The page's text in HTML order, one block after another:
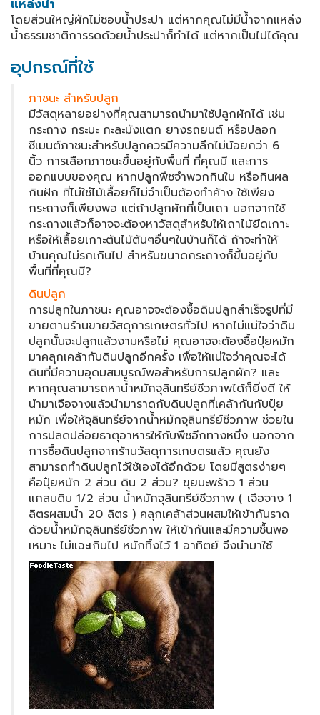
แหล่งน้ำ
โดยส่วนใหญ่ผักไม่ชอบน้ำประปา แต่หากคุณไม่มีน้ำจากแหล่ง
น้ำธรรมชาติการรดด้วยน้ำประปาก็ทำได้ แต่หากเป็นไปได้คุณ
อุปกรณ์ที่ใช้
ภาชนะ สำหรับปลูก
มีวัสดุหลายอย่างที่คุณสามารถนำมาใช้ปลูกผักได้ เช่น
กระถาง กระบะ กะละมังแตก ยางรถยนต์ หรือปลอก
ซีเมนต์ภาชนะสำหรับปลูกควรมีความลึกไม่น้อยกว่า 6
นิ้ว การเลือกภาชนะขึ้นอยู่กับพื้นที่ ที่คุณมี และการ
ออกแบบของคุณ หากปลูกพืชจำพวกกินใบ หรือกินผล
กินฝัก ที่ไม่ใช่ไม้เลื้อยก็ไม่จำเป็นต้องทำค้าง ใช้เพียง
กระถางก็เพียงพอ แต่ถ้าปลูกผักที่เป็นเถา นอกจากใช้
กระถางแล้วก็อาจจะต้องหาวัสดุสำหรับให้เถาไม้ยึดเกาะ
หรือให้เลื้อยเกาะต้นไม้ต้นๆอื่นๆในบ้านก็ได้ ถ้าจะทำให้
บ้านคุณไม่รกเกินไป สำหรับขนาดกระถางก็ขึ้นอยู่กับ
พื้นที่ที่คุณมี?
ดินปลูก
การปลูกในภาชนะ คุณอาจจะต้องซื้อดินปลูกสำเร็จรูปที่มี
ขายตามร้านขายวัสดุการเกษตรทั่วไป หากไม่แน่ใจว่าดิน
ปลูกนั้นจะปลูกแล้วงามหรือไม่ คุณอาจจะต้องซื้อปุ๋ยหมัก
มาคลุกเคล้ากับดินปลูกอีกครั้ง เพื่อให้แน่ใจว่าคุณจะได้
ดินที่มีความอุดมสมบูรณ์พอสำหรับการปลูกผัก? และ
หากคุณสามารถหาน้ำหมักจุลินทรีย์ชีวภาพได้ก็ยิ่งดี ให้
นำมาเจือจางแล้วนำมาราดกับดินปลูกที่เคล้ากันกับปุ๋ย
หมัก เพื่อให้จุลินทรีย์จากน้ำหมักจุลินทรีย์ชีวภาพ ช่วยใน
การปลดปล่อยธาตุอาหารให้กับพืชอีกทางหนึ่ง นอกจาก
การซื้อดินปลูกจากร้านวัสดุการเกษตรแล้ว คุณยัง
สามารถทำดินปลูกไว้ใช้เองได้อีกด้วย โดยมีสูตรง่ายๆ
คือปุ๋ยหมัก 2 ส่วน ดิน 2 ส่วน? ขุยมะพร้าว 1 ส่วน
แกลบดิบ 1/2 ส่วน น้ำหมักจุลินทรีย์ชีวภาพ ( เจือจาง 1
ลิตรผสมน้ำ 20 ลิตร ) คลุกเคล้าส่วนผสมให้เข้ากันราด
ด้วยน้ำหมักจุลินทรีย์ชีวภาพ ให้เข้ากันและมีความชื้นพอ
เหมาะ ไม่แฉะเกินไป หมักทิ้งไว้ 1 อาทิตย์ จึงนำมาใช้